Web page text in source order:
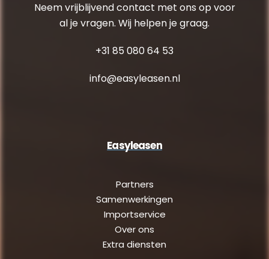
Neem vrijblijvend contact met ons op voor
al je vragen. Wij helpen je graag.
+31 85 080 64 53
info@easyleasen.nl
Easyleasen
Partners
Samenwerkingen
Importservice
Over ons
Extra diensten